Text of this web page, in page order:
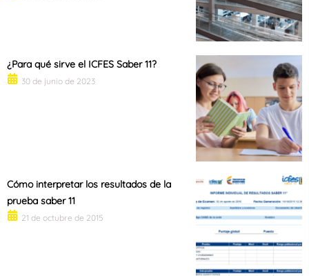
¿Para qué sirve el ICFES Saber 11?
30 de junio de 2023
Cómo interpretar los resultados de la
prueba saber 11
21 de octubre de 2015